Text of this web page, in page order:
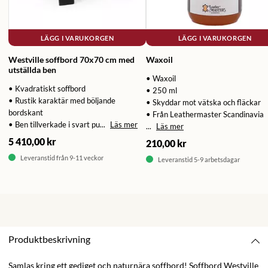
LÄGG I VARUKORGEN
Westville soffbord 70x70 cm med
utställda ben
• Kvadratiskt soffbord
• Rustik karaktär med böljande
bordskant
• Ben tillverkade i svart pu...
Läs mer
5 410,00 kr
Leveranstid från 9-11 veckor
LÄGG I VARUKORGEN
Waxoil
• Waxoil
• 250 ml
• Skyddar mot vätska och fläckar
• Från Leathermaster Scandinavia
...
Läs mer
210,00 kr
Leveranstid 5-9 arbetsdagar
Produktbeskrivning
Samlas kring ett gediget och naturnära soffbord! Soffbord Westville